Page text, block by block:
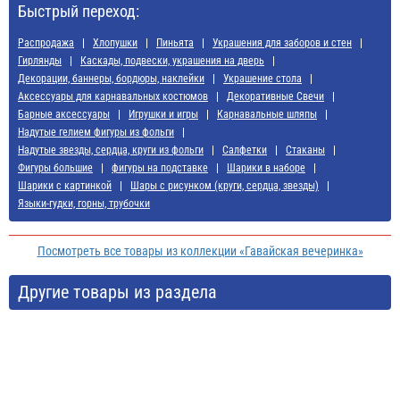
Быстрый переход:
Распродажа Хлопушки Пиньята
Украшения для заборов и стен
Гирлянды
Каскады, подвески, украшения на дверь
Декорации, баннеры, бордюры, наклейки
Украшение стола
Аксессуары для карнавальных костюмов
Декоративные Свечи
Барные аксессуары
Игрушки и игры
Карнавальные шляпы
Надутые гелием фигуры из фольги
Надутые звезды, сердца, круги из фольги
Салфетки
Стаканы
Фигуры большие
фигуры на подставке
Шарики в наборе
Шарики с картинкой
Шары с рисунком (круги, сердца, звезды)
Языки-гудки, горны, трубочки
Посмотреть все товары из коллекции «Гавайская вечеринка»
Другие товары из раздела